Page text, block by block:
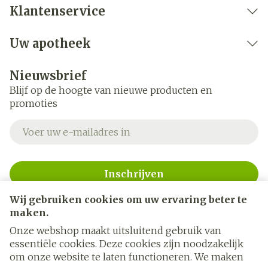
Wij gebruiken cookies om uw ervaring beter te
maken.
Onze webshop maakt uitsluitend gebruik van
essentiële cookies. Deze cookies zijn noodzakelijk
om onze website te laten functioneren. We maken
Klantenservice
Uw apotheek
Nieuwsbrief
Blijf op de hoogte van nieuwe producten en
promoties
Inschrijven
Door op inschrijven te klikken, schrijft u zich in voor onze
nieuwsbrief en gaat u akkoord met onze